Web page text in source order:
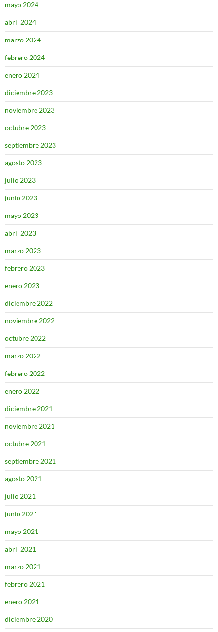
mayo 2024
abril 2024
marzo 2024
febrero 2024
enero 2024
diciembre 2023
noviembre 2023
octubre 2023
septiembre 2023
agosto 2023
julio 2023
junio 2023
mayo 2023
abril 2023
marzo 2023
febrero 2023
enero 2023
diciembre 2022
noviembre 2022
octubre 2022
marzo 2022
febrero 2022
enero 2022
diciembre 2021
noviembre 2021
octubre 2021
septiembre 2021
agosto 2021
julio 2021
junio 2021
mayo 2021
abril 2021
marzo 2021
febrero 2021
enero 2021
diciembre 2020